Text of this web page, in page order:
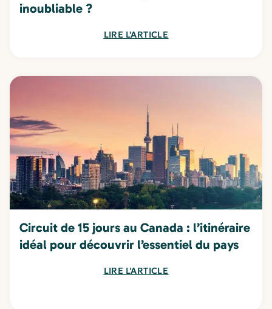
inoubliable ?
LIRE L'ARTICLE
Circuit de 15 jours au Canada : l’itinéraire
idéal pour découvrir l’essentiel du pays
LIRE L'ARTICLE